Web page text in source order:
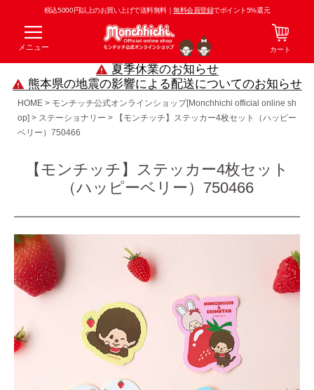
税込5000円以上のお買い上げで送料無料｜無料会員登録でポイント5%還元
メニュー カート
夏季休業のお知らせ
熊本県の地震の影響による配送についてのお知らせ
HOME
モンチッチ公式オンラインショップ[Monchhichi official online sh
op]
ステーショナリー
【モンチッチ】ステッカー4枚セット（ハッピー
ベリー）750466
【モンチッチ】ステッカー4枚セット
（ハッピーベリー）750466